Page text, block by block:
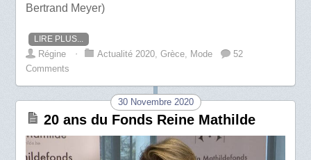
Bertrand Meyer)
LIRE PLUS...
Régine ⋅ Actualité 2020,Grèce, Mode
52
Comments
30 Novembre 2020
20 ans du Fonds Reine Mathilde